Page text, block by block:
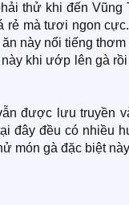
thử khi đến
rẻ mà tươi ngon
này nổi tiếng
khi ướp lên gà
được lưu truyền
đây đều có nhiều
món gà đặc biệt